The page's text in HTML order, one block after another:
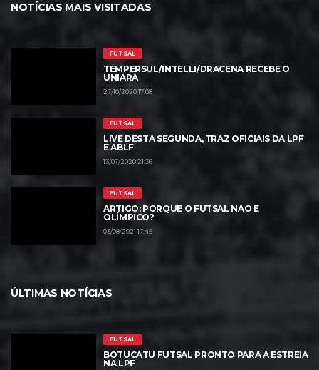
NOTÍCIAS MAIS VISITADAS
FUTSAL
TEMPERSUL/INTELLI/DRACENA RECEBE O
UNIARA
27/10/2020 17:08
FUTSAL
LIVE DESTA SEGUNDA, TRAZ OFICIAIS DA LPF
E ABLF
13/07/2020 21:36
FUTSAL
ARTIGO: PORQUE O FUTSAL NÃO É
OLÍMPICO?
03/08/2021 17:45
ÚLTIMAS NOTÍCIAS
FUTSAL
BOTUCATU FUTSAL PRONTO PARA A ESTREIA
NA LPF